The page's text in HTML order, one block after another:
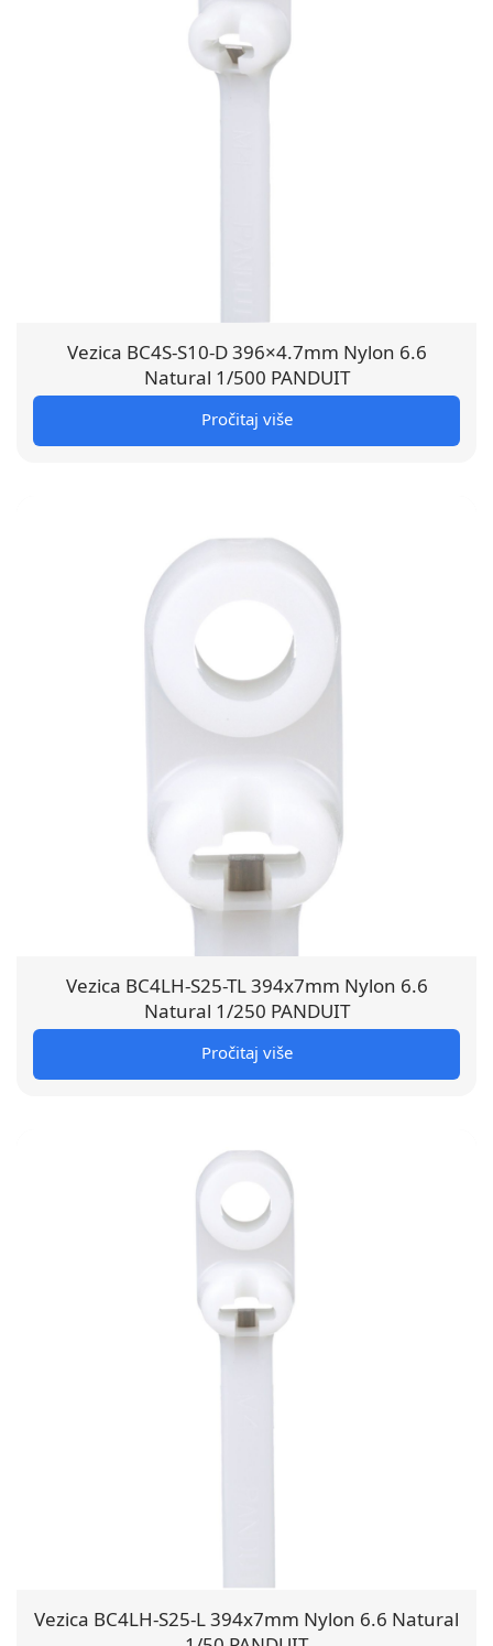
Vezica BC4S-S10-D 396×4.7mm Nylon 6.6
Natural 1/500 PANDUIT
Pročitaj više
Vezica BC4LH-S25-TL 394x7mm Nylon 6.6
Natural 1/250 PANDUIT
Pročitaj više
Vezica BC4LH-S25-L 394x7mm Nylon 6.6 Natural